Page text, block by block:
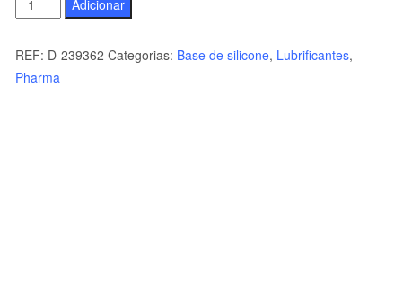
de
EROS
-
Adicionar
REF: D-239362 Categorias: Base de silicone, Lubrificantes,
Pharma